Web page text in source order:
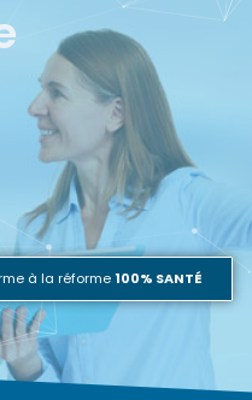
à la réforme 100% SANTÉ